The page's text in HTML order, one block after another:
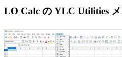
LO Calc の YLC Utilities